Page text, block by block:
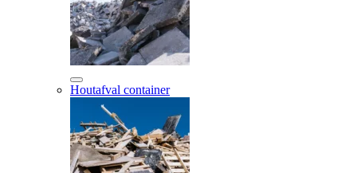
Houtafval container